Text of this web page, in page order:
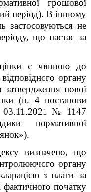
грошової
період). В іншому
застосовуються не
що настає за
є чинною до
органу
затвердження нової
(п. 4 постанови
03.11.2021 № 1147
нормативної
визначено, що
органу
з плати за
фактичного початку